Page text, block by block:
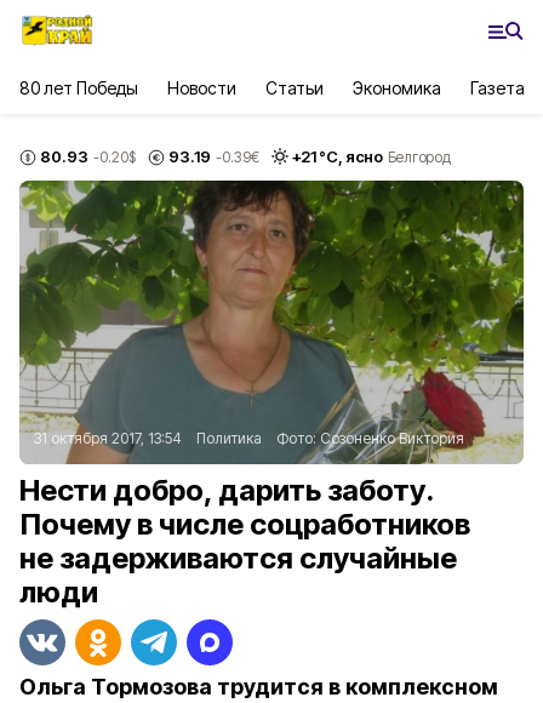
80 лет Победы Новости Статьи Экономика Газета
80.93 -0.20$ 93.19 -0.39€ +21°С, ясно Белгород
31 октября 2017, 13:54 Политика Фото: Созоненко Виктория
Нести добро, дарить заботу.
Почему в числе соцработников
не задерживаются случайные
люди
Ольга Тормозова трудится в комплексном